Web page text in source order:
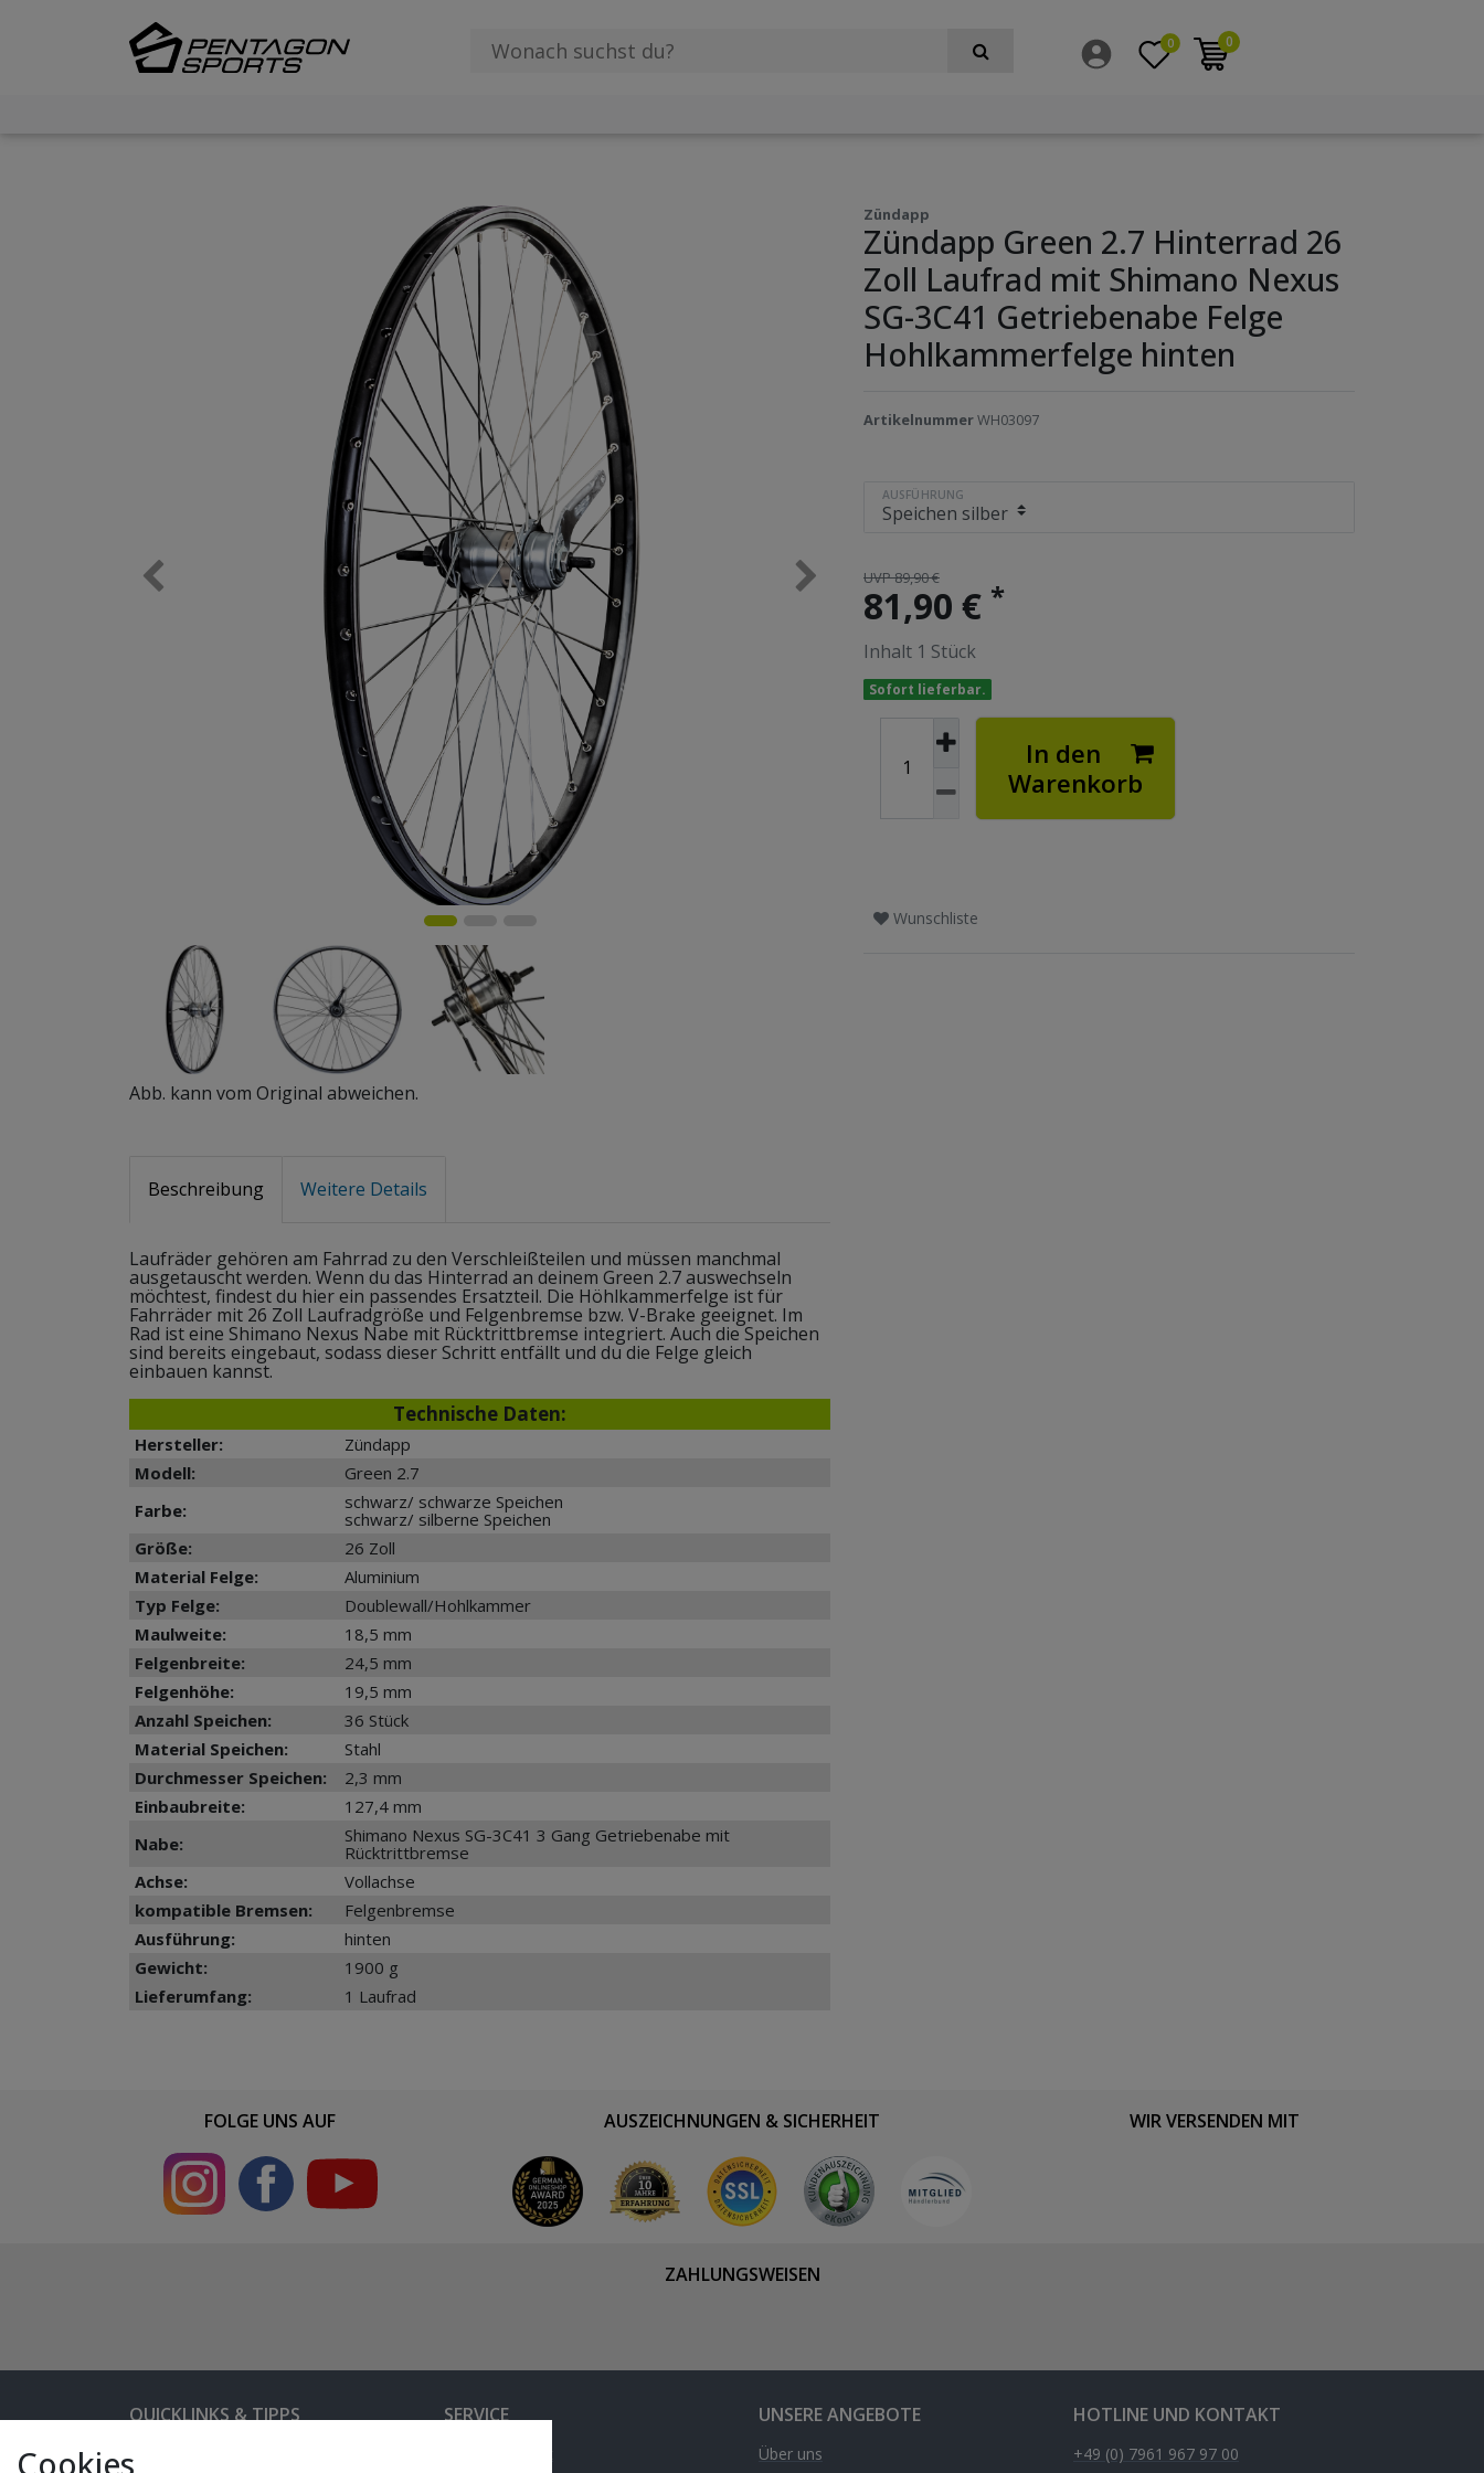
0 0
Abb. kann vom Original abweichen.
Zündapp
Zündapp Green 2.7 Hinterrad 26
Zoll Laufrad mit Shimano Nexus
SG-3C41 Getriebenabe Felge
Hohlkammerfelge hinten
ArtikelnummerWH03097
AUSFÜHRUNG
UVP 89,90 €
81,90 € *
Inhalt 1 Stück
Sofort lieferbar.
In den
Warenkorb
Wunschliste
Beschreibung Weitere Details
Laufräder gehören am Fahrrad zu den Verschleißteilen und müssen manchmal
ausgetauscht werden. Wenn du das Hinterrad an deinem Green 2.7 auswechseln
möchtest, findest du hier ein passendes Ersatzteil. Die Höhlkammerfelge ist für
Fahrräder mit 26 Zoll Laufradgröße und Felgenbremse bzw. V-Brake geeignet. Im
Rad ist eine Shimano Nexus Nabe mit Rücktrittbremse integriert. Auch die Speichen
sind bereits eingebaut, sodass dieser Schritt entfällt und du die Felge gleich
einbauen kannst.
Technische Daten:
Hersteller:
Zündapp
Modell:
Green 2.7
Farbe:
schwarz/ schwarze Speichen
schwarz/ silberne Speichen
Größe:
26 Zoll
Material Felge:
Aluminium
Typ Felge:
Doublewall/Hohlkammer
Maulweite:
18,5 mm
Felgenbreite:
24,5 mm
Felgenhöhe:
19,5 mm
Anzahl Speichen:
36 Stück
Material Speichen:
Stahl
Durchmesser Speichen:
2,3 mm
Einbaubreite:
127,4 mm
Nabe:
Shimano Nexus SG-3C41 3 Gang Getriebenabe mit
Rücktrittbremse
Achse:
Vollachse
kompatible Bremsen:
Felgenbremse
Ausführung:
hinten
Gewicht:
1900 g
Lieferumfang:
1 Laufrad
FOLGE UNS AUF AUSZEICHNUNGEN & SICHERHEIT WIR VERSENDEN MIT
ZAHLUNGSWEISEN
QUICKLINKS & TIPPS SERVICE UNSERE ANGEBOTE
Über uns
HOTLINE UND KONTAKT
+49 (0) 7961 967 97 00
Cookies